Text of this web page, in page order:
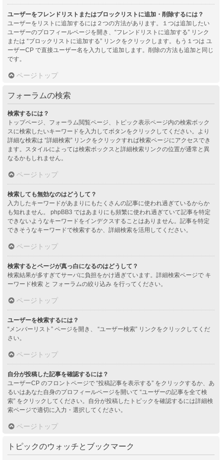
ユーザーをフレンドリストまたはブロックリストに追加・削除するには？
ユーザーをリストに追加するには２つの方法があります。１つは追加したい
ユーザーのプロフィールページを開き、“フレンドリストに追加する” リンク
または “ブロックリストに追加する” リンクをクリックします。もう１つは ユ
ーザーCP で直接ユーザー名を入力して追加します。削除の方法も追加と同じ
です。
ページトップ
フォーラムの検索
検索するには？
トップページ、フォーラム閲覧ページ、トピック表示ページ内の検索ボック
スに検索したいキーワードを入力してボタンをクリックしてください。より
詳細な検索は “詳細検索” リンクをクリックすれば検索ページにアクセスでき
ます。スタイルによっては検索ボックスと詳細検索リンクの位置が通常と異
なるかもしれません。
ページトップ
検索しても無効なのはどうして？
入力したキーワードがあまりにもたくさんの記事に使われ過ぎているからか
も知れません。 phpBB3 ではあまりにも頻繁に使われ過ぎていて記事を特定
できないようなキーワードをインデクスすることはありません。記事を特定
できそうなキーワードで検索するか、詳細検索を活用してください。
ページトップ
検索するとページが真っ白になるのはどうして？
検索結果が多すぎてサーバに負担をかけ過ぎています。詳細検索ページで キ
ーワード検索 と フォーラムの絞り込み を行ってください。
ページトップ
ユーザーを検索するには？
“メンバーリスト” ページを開き、 “ユーザー検索” リンクをクリックしてくだ
さい。
ページトップ
自分が投稿した記事を確認するには？
ユーザーCP のフロントページで “投稿記事を表示する” をクリックするか、あ
るいはあなた自身のプロフィールページを開いて “ユーザーの記事を全て検
索” をクリックしてください。自分が投稿したトピックを確認するには詳細検
索ページで適切に入力・選択してください。
ページトップ
トピックのウォッチとブックマーク